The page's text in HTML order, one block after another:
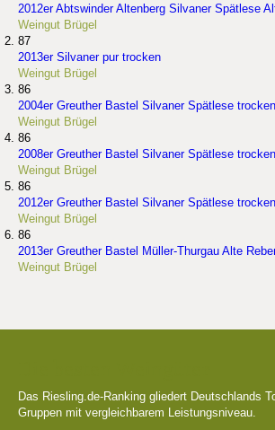
2012er Abtswinder Altenberg Silvaner Spätlese
Weingut Brügel
87
2013er Silvaner pur trocken
Weingut Brügel
86
2004er Greuther Bastel Silvaner Spätlese trocken
Weingut Brügel
86
2008er Greuther Bastel Silvaner Spätlese trocken
Weingut Brügel
86
2012er Greuther Bastel Silvaner Spätlese trocken
Weingut Brügel
86
2013er Greuther Bastel Müller-Thurgau Alte
Weingut Brügel
Das Riesling.de-Ranking gliedert Deutschlands
Gruppen mit vergleichbarem Leistungsniveau.